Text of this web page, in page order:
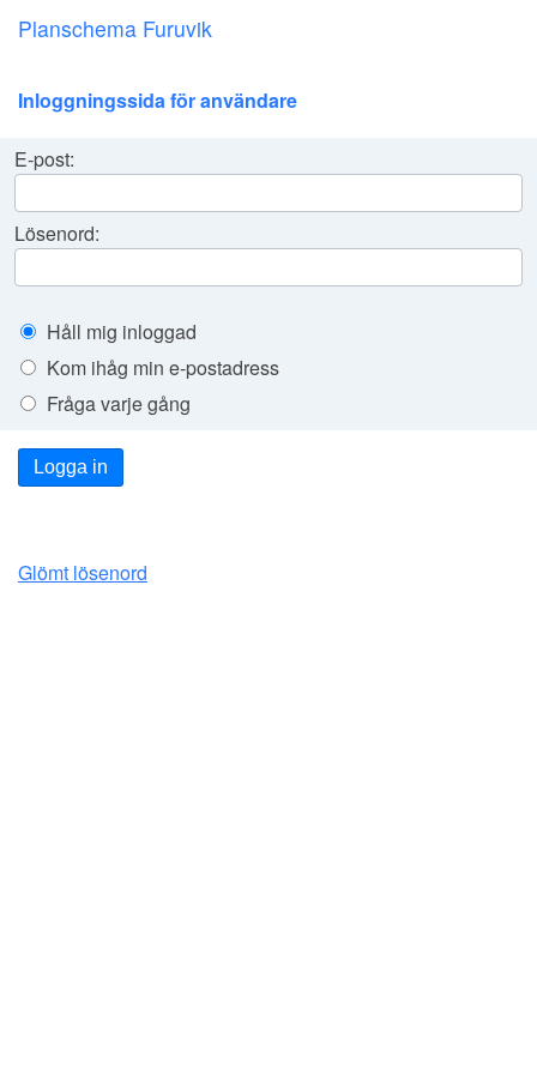
Planschema Furuvik
Inloggningssida för användare
E-post:
Lösenord:
Håll mig inloggad
Kom ihåg min e-postadress
Fråga varje gång
Logga in
Glömt lösenord